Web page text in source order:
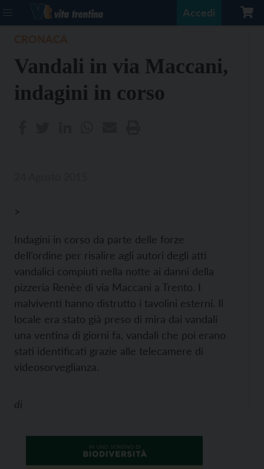
Accedi
Vandali in via Maccani,
indagini in corso
>
Indagini in corso da parte delle forze
dell’ordine per risalire agli autori degli atti
vandalici compiuti nella notte ai danni della
pizzeria Renèe di via Maccani a Trento. I
malviventi hanno distrutto i tavolini esterni. Il
locale era stato già preso di mira dai vandali
una ventina di giorni fa, vandali che poi erano
stati identificati grazie alle telecamere di
videosorveglianza.
di